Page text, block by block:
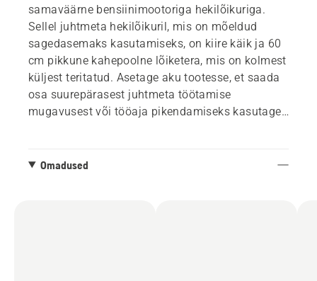
samaväärne bensiinimootoriga hekilõikuriga.
Sellel juhtmeta hekilõikuril, mis on mõeldud
sagedasemaks kasutamiseks, on kiire käik ja 60
cm pikkune kahepoolne lõiketera, mis on kolmest
küljest teritatud. Asetage aku tootesse, et saada
osa suurepärasest juhtmeta töötamise
mugavusest või tööaja pikendamiseks kasutage
Sisseehitatud ühenduvusvalmidus.
Omadused